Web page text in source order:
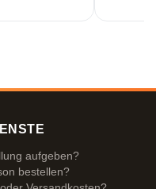
aufgeben?
bestellen?